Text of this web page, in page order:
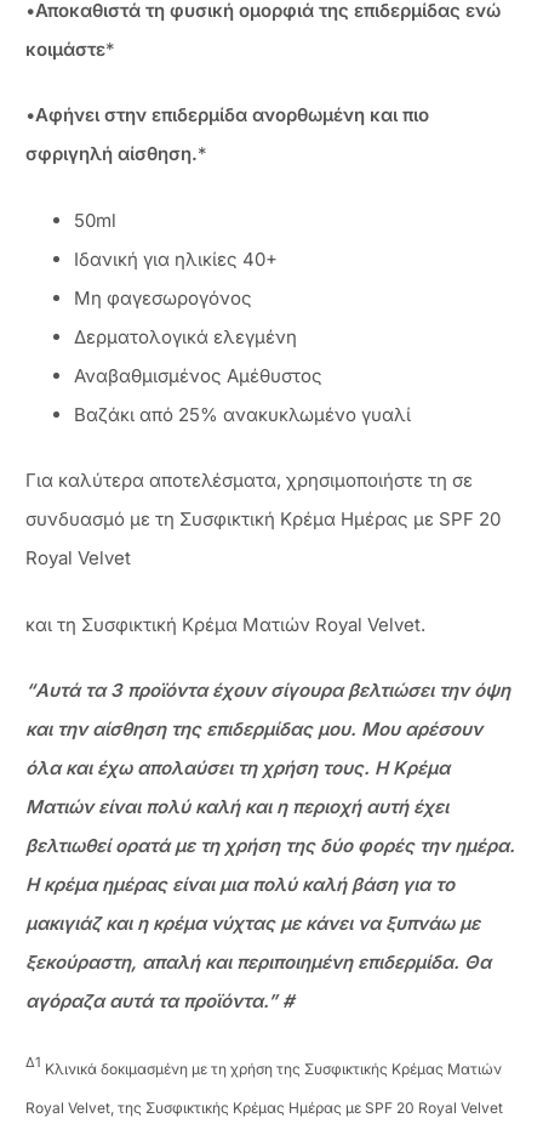
•Αποκαθιστά τη φυσική ομορφιά της επιδερμίδας ενώ
κοιμάστε*
•Αφήνει στην επιδερμίδα ανορθωμένη και πιο
σφριγηλή αίσθηση.*
50ml
Ιδανική για ηλικίες 40+
Μη φαγεσωρογόνος
Δερματολογικά ελεγμένη
Αναβαθμισμένος Αμέθυστος
Βαζάκι από 25% ανακυκλωμένο γυαλί
Για καλύτερα αποτελέσματα, χρησιμοποιήστε τη σε
συνδυασμό με τη Συσφικτική Κρέμα Ημέρας με SPF 20
Royal Velvet
και τη Συσφικτική Κρέμα Ματιών Royal Velvet.
“Αυτά τα 3 προϊόντα έχουν σίγουρα βελτιώσει την όψη
και την αίσθηση της επιδερμίδας μου. Μου αρέσουν
όλα και έχω απολαύσει τη χρήση τους. Η Κρέμα
Ματιών είναι πολύ καλή και η περιοχή αυτή έχει
βελτιωθεί ορατά με τη χρήση της δύο φορές την ημέρα.
Η κρέμα ημέρας είναι μια πολύ καλή βάση για το
μακιγιάζ και η κρέμα νύχτας με κάνει να ξυπνάω με
ξεκούραστη, απαλή και περιποιημένη επιδερμίδα. Θα
αγόραζα αυτά τα προϊόντα.” #
Δ1 Κλινικά δοκιμασμένη με τη χρήση της Συσφικτικής Κρέμας Ματιών
Royal Velvet, της Συσφικτικής Κρέμας Ημέρας με SPF 20 Royal Velvet